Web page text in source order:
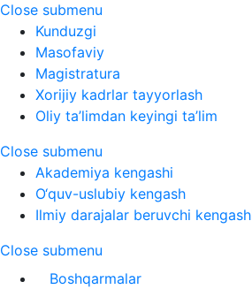
Close submenu
Kunduzgi
Masofaviy
Magistratura
Xorijiy kadrlar tayyorlash
Oliy ta’limdan keyingi ta’lim
Close submenu
Akademiya kengashi
O‘quv-uslubiy kengash
Ilmiy darajalar beruvchi
Close submenu
Boshqarmalar